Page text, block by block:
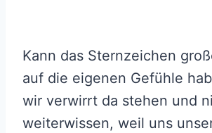
Kann das Sternzeichen
auf die eigenen Gefühle
wir verwirrt da stehen und
weiterwissen, weil uns